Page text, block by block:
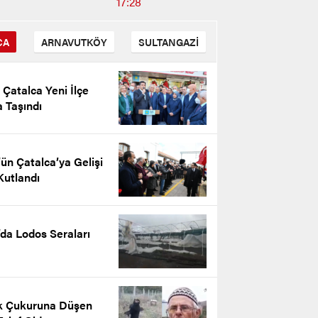
Kantarkıran’ın 10 Kasım
Anma Günü Mesajı
ARNAVUTKÖY SULTANGAZİ
Yeni İlçe
Çatalca’ya Gelişi
Lodos Seraları
Çukuruna Düşen